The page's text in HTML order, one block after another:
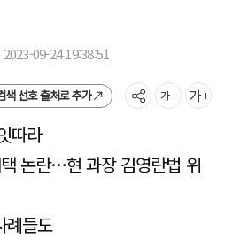
09-24 19:38:51
색 선호 출처로 추가
따라
논란…현 과장 김영란법 위
례들도